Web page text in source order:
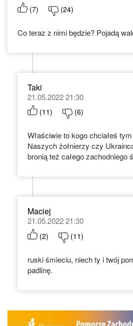
(7) (24)
Co teraz z nimi będzie? Pojadą
Taki
21.05.2022 21:30
(11) (6)
Właściwie to kogo chciałeś
Naszych żołnierzy czy
bronią też całego zachodniego
Maciej
21.05.2022 21:30
(2) (11)
ruski śmieciu, niech ty i twój
padlinę.